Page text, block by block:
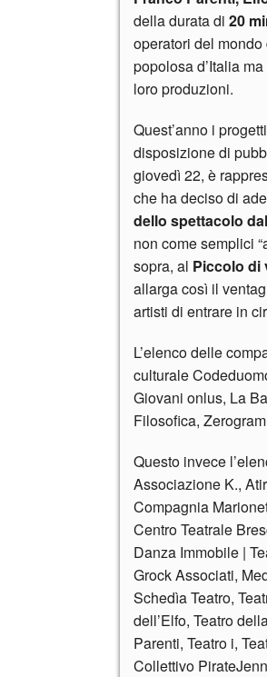
della durata di 20
operatori del
popolosa d’Italia
loro produzioni.
Quest’anno i
disposizione di
giovedì 22, è
che ha deciso di
dello spettacolo
non come semplici
sopra, al Piccolo di
allarga così il
artisti di entrare in
L’elenco delle
culturale
Giovani onlus, La
Filosofica,
Questo invece
Associazione K.,
Compagnia
Centro Teatrale
Danza Immobile |
Grock Associati,
Schedìa Teatro,
dell’Elfo, Teatro
Parenti, Teatro i,
Collettivo